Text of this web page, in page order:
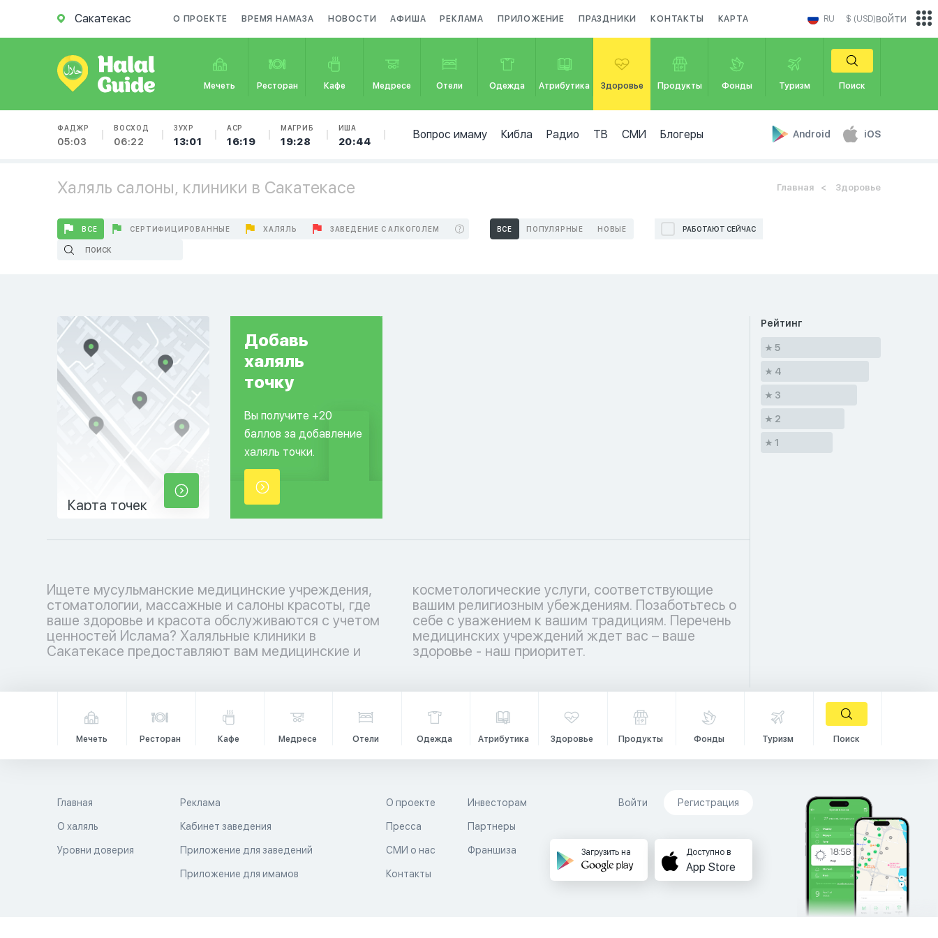
Сакатекас О ПРОЕКТЕ ВРЕМЯ НАМАЗА НОВОСТИ АФИША РЕКЛАМА ПРИЛОЖЕНИЕ ПРАЗДНИКИ КОНТАКТЫ КАРТА RU $ (USD)
Мечеть Ресторан Кафе Медресе Отели Одежда Атрибутика Здоровье Продукты Фонды Туризм Поиск
ФАДЖР
05:03
ВОСХОД
06:22
ЗУХР
13:01
АСР
16:19
МАГРИБ
19:28
ИША
20:44
Вопрос имаму Кибла Радио ТВ СМИ Блогеры Android iOS
войти
Халяль салоны, клиники в Сакатекасе Главная Здоровье
ВСЕ СЕРТИФИЦИРОВАННЫЕ ХАЛЯЛЬ ЗАВЕДЕНИЕ С АЛКОГОЛЕМ ВСЕ ПОПУЛЯРНЫЕ НОВЫЕ РАБОТАЮТ СЕЙЧАС
Карта точек
Добавь
халяль
точку
Вы получите +20
баллов за добавление
халяль точки.
Ищете мусульманские медицинские учреждения,
стоматологии, массажные и салоны красоты, где
ваше здоровье и красота обслуживаются с учетом
ценностей Ислама? Халяльные клиники в
Сакатекасе предоставляют вам медицинские и
косметологические услуги, соответствующие
вашим религиозным убеждениям. Позаботьтесь о
себе с уважением к вашим традициям. Перечень
медицинских учреждений ждет вас – ваше
здоровье - наш приоритет.
Рейтинг
5
4
3
2
1
Мечеть Ресторан Кафе Медресе Отели Одежда Атрибутика Здоровье Продукты Фонды Туризм Поиск
Главная
О халяль
Уровни доверия
Реклама
Кабинет заведения
Приложение для заведений
Приложение для имамов
О проекте
Пресса
СМИ о нас
Контакты
Инвесторам
Партнеры
Франшиза
Войти Регистрация
Загрузить на Доступно в
App Store